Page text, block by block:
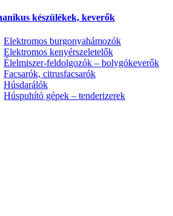
készülékek, keverők
Elektromos burgonyahámozók
Elektromos kenyérszeletelők
Élelmiszer-feldolgozók – bolygókeverők
Facsarók, citrusfacsarók
Húsdarálók
Húspuhító gépek – tenderizerek